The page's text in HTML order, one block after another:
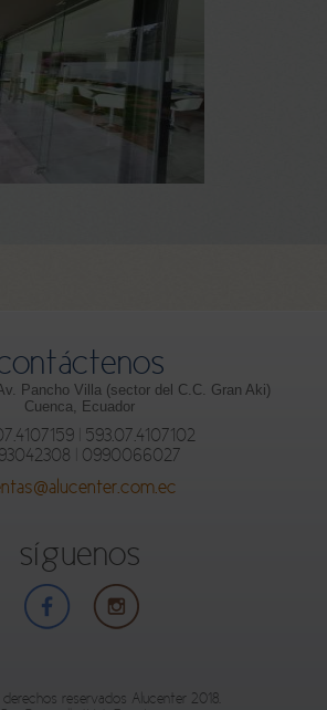
Pancho Villa (sector del C.C. Gran Aki)
Cuenca, Ecuador
| 593.07.4107102
| 0990066027
síguenos
reservados Alucenter 2018.